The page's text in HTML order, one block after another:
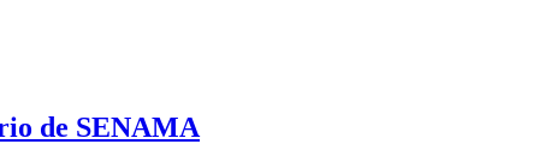
de SENAMA